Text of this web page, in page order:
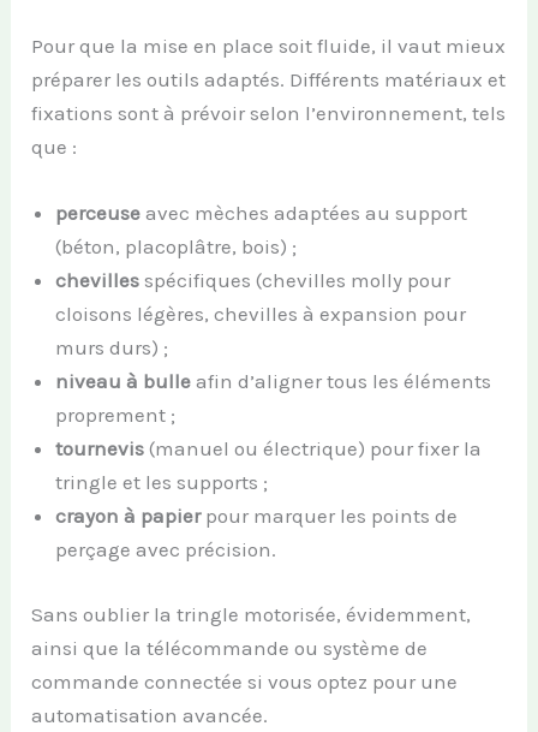
Pour que la mise en place soit fluide, il vaut mieux
préparer les outils adaptés. Différents matériaux et
fixations sont à prévoir selon l’environnement, tels
que :
perceuse avec mèches adaptées au support
(béton, placoplâtre, bois) ;
chevilles spécifiques (chevilles molly pour
cloisons légères, chevilles à expansion pour
murs durs) ;
niveau à bulle afin d’aligner tous les éléments
proprement ;
tournevis (manuel ou électrique) pour fixer la
tringle et les supports ;
crayon à papierpour marquer les points de
perçage avec précision.
Sans oublier la tringle motorisée, évidemment,
ainsi que la télécommande ou système de
commande connectée si vous optez pour une
automatisation avancée.